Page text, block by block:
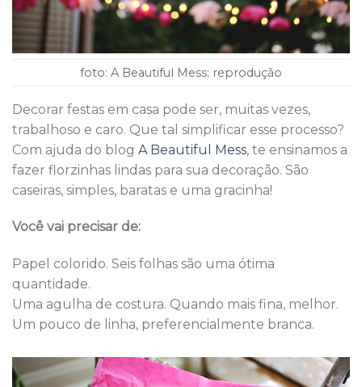
foto: A Beautiful Mess; reprodução
Decorar festas em casa pode ser, muitas vezes,
trabalhoso e caro. Que tal simplificar esse processo?
Com ajuda do blog A Beautiful Mess, te ensinamos a
fazer florzinhas lindas para sua decoração. São
caseiras, simples, baratas e uma gracinha!
Você vai precisar de:
Papel colorido. Seis folhas são uma ótima
quantidade.
Uma agulha de costura. Quando mais fina, melhor.
Um pouco de linha, preferencialmente branca.